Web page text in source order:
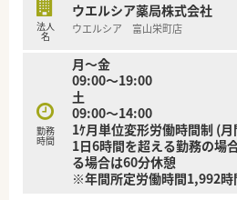
法人
名
ウエルシア薬局株式会社
ウエルシア 富山栄町店
勤務
時間
月～金
09:00～19:00
土
09:00～14:00
1ｹ月単位変形労働時間制 (月
1日6時間を超える勤務の場
る場合は60分休憩
※年間所定労働時間1,992時